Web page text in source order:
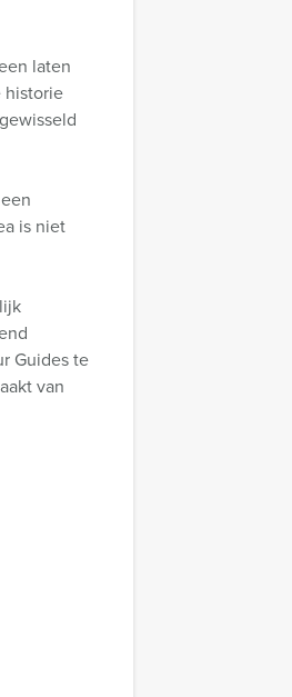
laten
historie
is niet
Guides te
van